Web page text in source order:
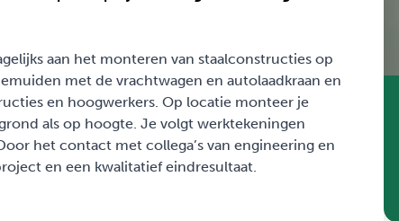
aan het monteren van staalconstructies op
met de vrachtwagen en autolaadkraan en
en hoogwerkers. Op locatie monteer je
als op hoogte. Je volgt werktekeningen
het contact met collega’s van engineering en
en een kwalitatief eindresultaat.